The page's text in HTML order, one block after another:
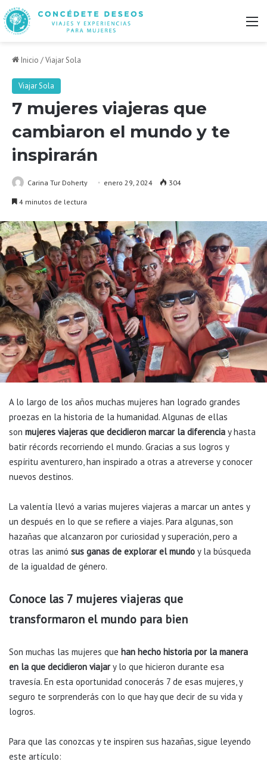
Inicio /Viajar Sola
Viajar Sola
7 mujeres viajeras que
cambiaron el mundo y te
inspirarán
Carina Tur Doherty enero 29, 2024 304
4 minutos de lectura
A lo largo de los años muchas mujeres han logrado grandes
proezas en la historia de la humanidad. Algunas de ellas
son mujeres viajeras que decidieron marcar la diferencia y hasta
batir récords recorriendo el mundo. Gracias a sus logros y
espíritu aventurero, han inspirado a otras a atreverse y conocer
nuevos destinos.
La valentía llevó a varias mujeres viajeras a marcar un antes y
un después en lo que se refiere a viajes. Para algunas, son
hazañas que alcanzaron por curiosidad y superación, pero a
otras las animó sus ganas de explorar el mundo y la búsqueda
de la igualdad de género.
Conoce las 7 mujeres viajeras que
transformaron el mundo para bien
Son muchas las mujeres que han hecho historia por la manera
en la que decidieron viajary lo que hicieron durante esa
travesía. En esta oportunidad conocerás 7 de esas mujeres, y
seguro te sorprenderás con lo que hay que decir de su vida y
logros.
Para que las conozcas y te inspiren sus hazañas, sigue leyendo
este artículo: